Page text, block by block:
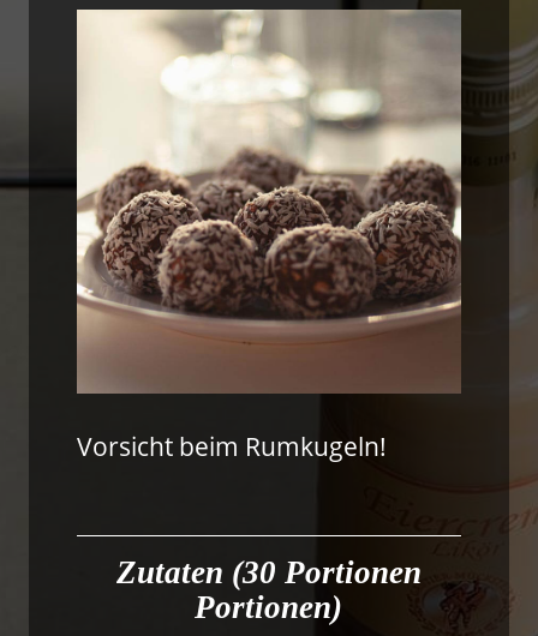
Vorsicht beim Rumkugeln!
Zutaten (30 Portionen
Portionen)